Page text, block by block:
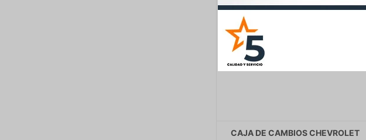
CAJA DE CAMBIOS CHEVROLET